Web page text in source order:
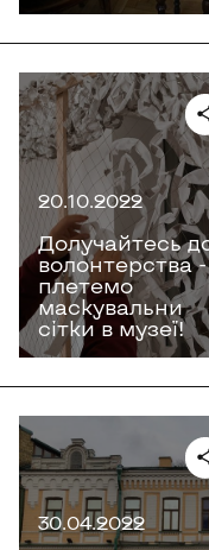
20.10.2022
Долучайтесь
волонтерства -
плетемо
маскувальни
сітки в музеї!
30.04.2022